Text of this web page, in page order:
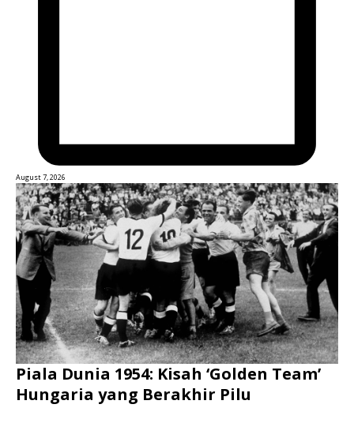
August 7, 2026
Piala Dunia 1954: Kisah ‘Golden Team’
Hungaria yang Berakhir Pilu